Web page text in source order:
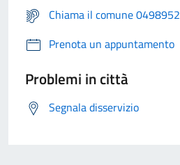
Chiama il comune
Prenota un appuntamento
Problemi in città
Segnala disservizio